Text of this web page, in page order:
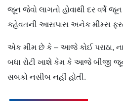
જૂન જેવો લાગતો હોવાથી દર વર્ષે
કહેવતની આસપાસ અનેક મીમ્સ
એક મીમ છે કે – આજે કોઈ પરાઠા,
બધા રોટી ખાશે કેમ કે આજે બીજી
સબકો નસીબ નહીં હોતી.